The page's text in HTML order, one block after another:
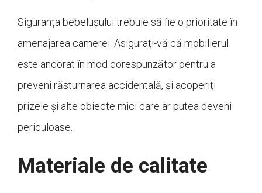
Siguranța bebelușului trebuie să fie o prioritate în
amenajarea camerei. Asigurați-vă că mobilierul
este ancorat în mod corespunzător pentru a
preveni răsturnarea accidentală, și acoperiți
prizele și alte obiecte mici care ar putea deveni
periculoase.
Materiale de calitate